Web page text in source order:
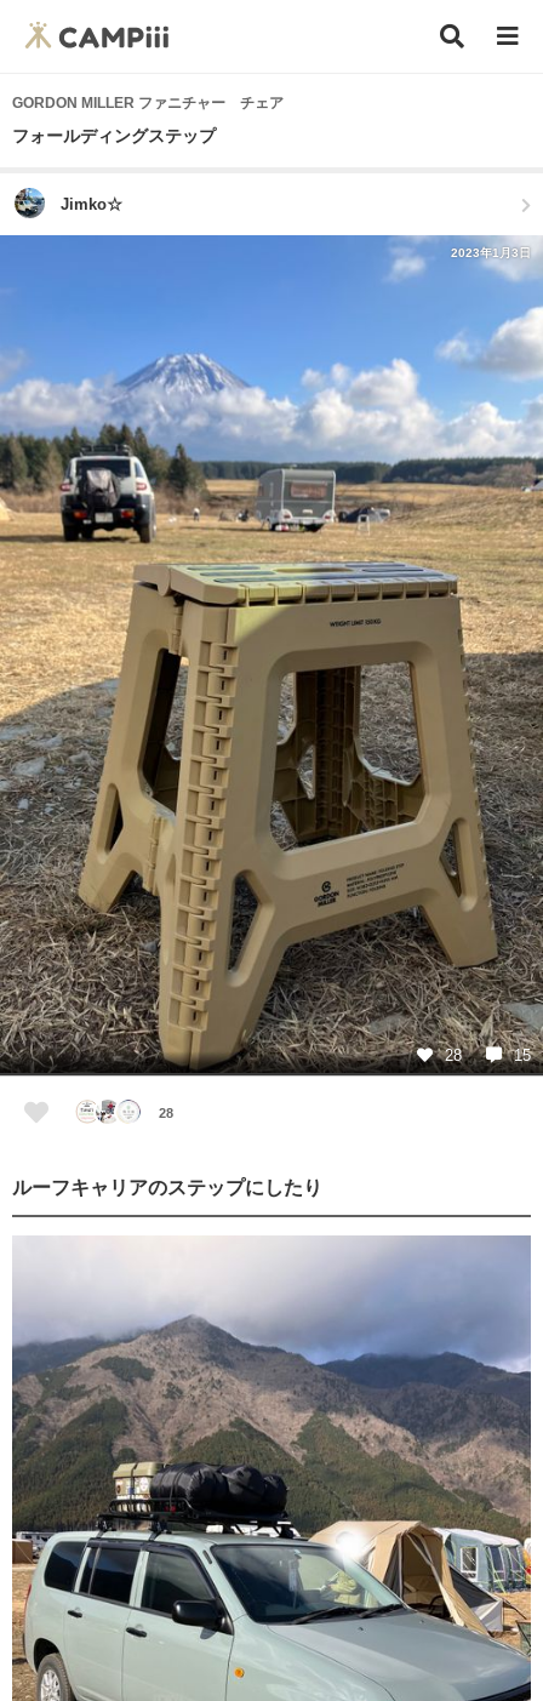
GORDON MILLER ファニチャー チェア
フォールディングステップ
Jimko☆
2023年1月3日
28 15
28
ルーフキャリアのステップにしたり